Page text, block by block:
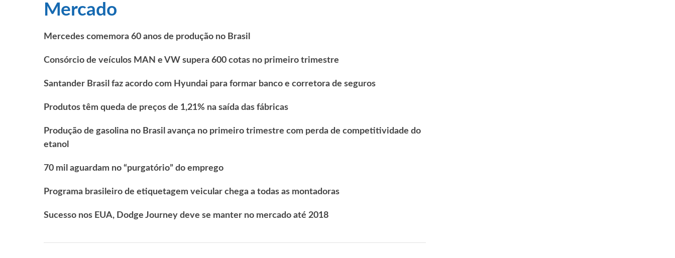
Mercado
Mercedes comemora 60 anos de produção no Brasil
Consórcio de veículos MAN e VW supera 600 cotas no primeiro trimestre
Santander Brasil faz acordo com Hyundai para formar banco e corretora de seguros
Produtos têm queda de preços de 1,21% na saída das fábricas
Produção de gasolina no Brasil avança no primeiro trimestre com perda de competitividade do
etanol
70 mil aguardam no “purgatório” do emprego
Programa brasileiro de etiquetagem veicular chega a todas as montadoras
Sucesso nos EUA, Dodge Journey deve se manter no mercado até 2018